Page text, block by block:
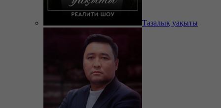
Тазалық уақыты